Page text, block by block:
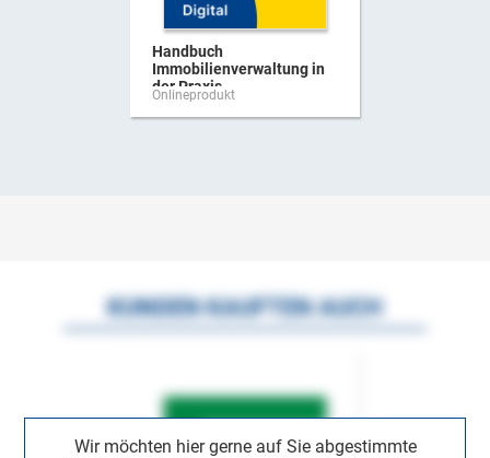
Handbuch
Immobilienverwaltung in
der Praxis
Onlineprodukt
Wir möchten hier gerne auf Sie abgestimmte
KUNDEN KAUFTEN AUCH